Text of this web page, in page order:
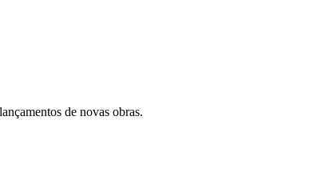
de novas obras.